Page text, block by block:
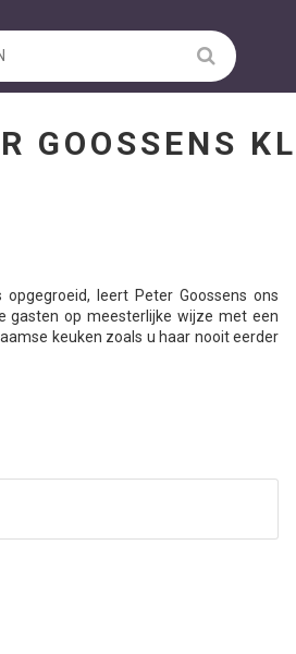
GOOSSENS
leert Peter Goossens ons
gasten op meesterlijke wijze met een
keuken zoals u haar nooit eerder